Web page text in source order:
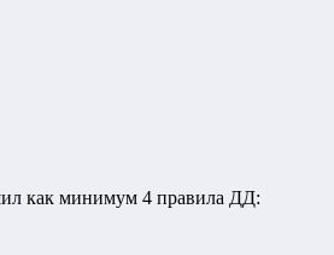
как минимум 4 правила ДД: